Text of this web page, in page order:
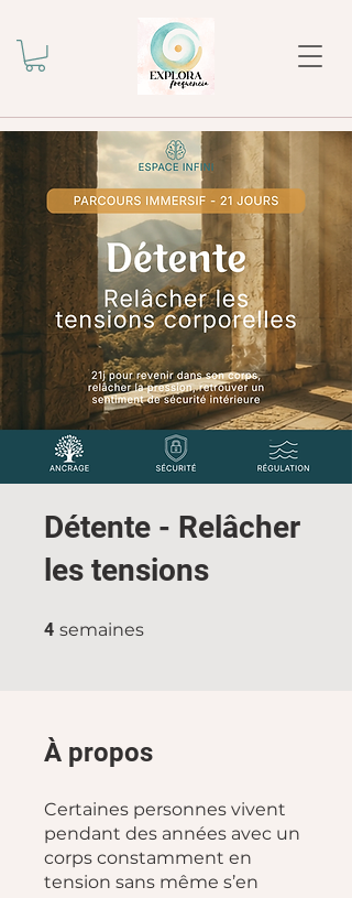
Détente - Relâcher
les tensions
4 semaines
À propos
Certaines personnes vivent
pendant des années avec un
corps constamment en
tension sans même s’en